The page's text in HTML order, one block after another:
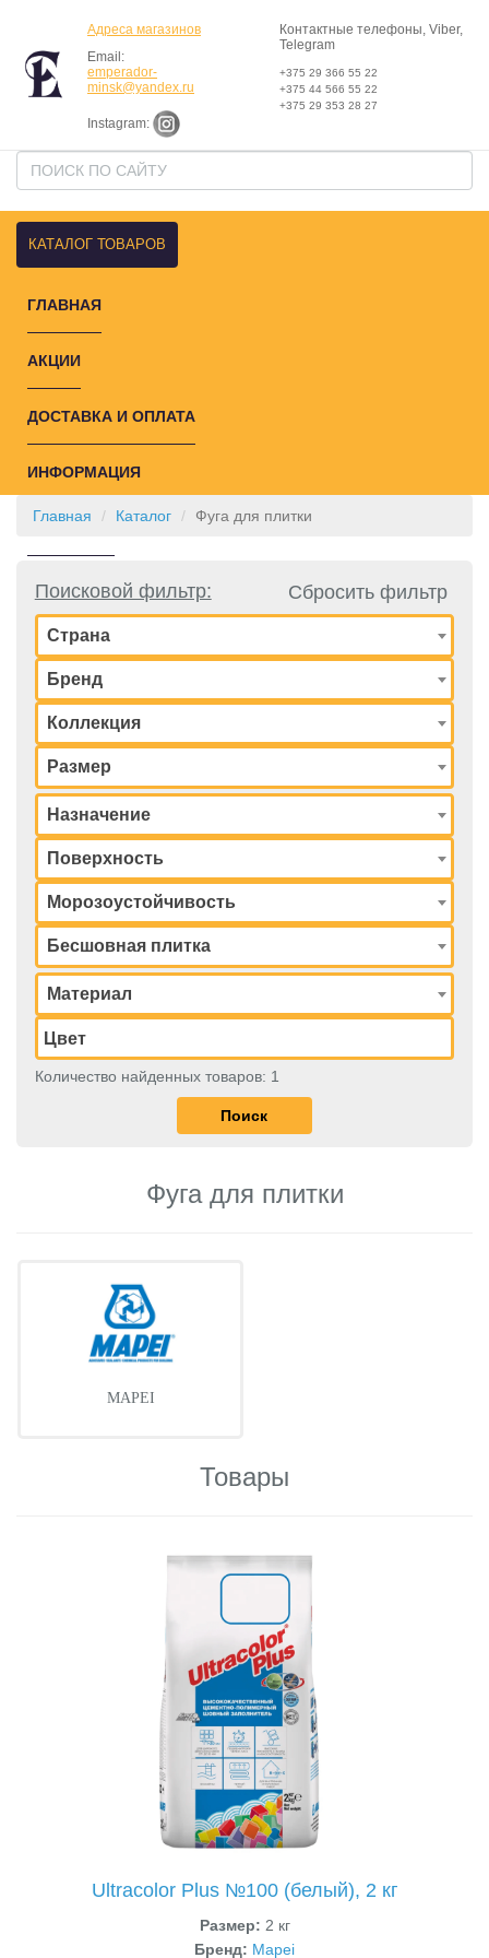
Адреса магазинов
Email:
emperador-
minsk@yandex.ru
Instagram:
Контактные телефоны, Viber,
Telegram
+375 29 366 55 22
+375 44 566 55 22
+375 29 353 28 27
КАТАЛОГ ТОВАРОВ
ГЛАВНАЯ
АКЦИИ
ДОСТАВКА И ОПЛАТА
ИНФОРМАЦИЯ
Главная Каталог Фуга для плитки
Поисковой фильтр: Сбросить фильтр
Страна
Бренд
Коллекция
Размер
Назначение
Поверхность
Морозоустойчивость
Бесшовная плитка
Материал
Количество найденных товаров: 1
Фуга для плитки
MAPEI
Товары
Ultracolor Plus №100 (белый), 2 кг
Размер: 2 кг
Бренд: Mapei